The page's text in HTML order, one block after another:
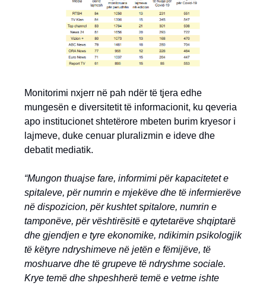
Monitorimi nxjerr në pah ndër të tjera edhe
mungesën e diversitetit të informacionit, ku qeveria
apo institucionet shtetërore mbeten burim kryesor i
lajmeve, duke cenuar pluralizmin e ideve dhe
debatit mediatik.
“Mungon thuajse fare, informimi për kapacitetet e
spitaleve, për numrin e mjekëve dhe të infermierëve
në dispozicion, për kushtet spitalore, numrin e
tamponëve, për vështirësitë e qytetarëve shqiptarë
dhe gjendjen e tyre ekonomike, ndikimin psikologjik
të këtyre ndryshimeve në jetën e fëmijëve, të
moshuarve dhe të grupeve të ndryshme sociale.
Krye temë dhe shpeshherë temë e vetme ishte